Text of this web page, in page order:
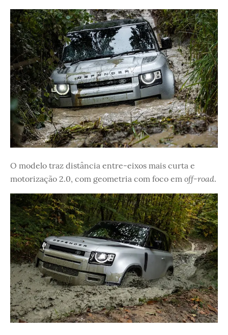
O modelo traz distância entre-eixos mais curta e
motorização 2.0, com geometria com foco em off-road.